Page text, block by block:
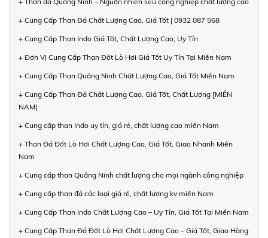
+ Cung Cấp Than Đá Chất Lượng Cao, Giá Tốt | 0932 087 568
+ Cung Cấp Than Indo Giá Tốt, Chất Lượng Cao, Uy Tín
+ Đơn Vị Cung Cấp Than Đốt Lò Hơi Giá Tốt Uy Tín Tại Miền Nam
+ Cung Cấp Than Quảng Ninh Chất Lượng Cao, Giá Tốt Miền Nam
+ Cung Cấp Than Đá Chất Lượng Cao, Giá Tốt, Chất Lượng [MIỀN
NAM]
+ Cung cấp than Indo uy tín, giá rẻ, chất lượng cao miền Nam
+ Than Đá Đốt Lò Hơi Chất Lượng Cao, Giá Tốt, Giao Nhanh Miền
Nam
+ Cung cấp than Quảng Ninh chất lượng cho mọi ngành công nghiệp
+ Cung cấp than đá các loại giá rẻ, chất lượng kv miền Nam
+ Cung Cấp Than Indo Chất Lượng Cao – Uy Tín, Giá Tốt Tại Miền Nam
+ Cung Cấp Than Đá Đốt Lò Hơi Chất Lượng Cao – Giá Tốt, Giao Hàng